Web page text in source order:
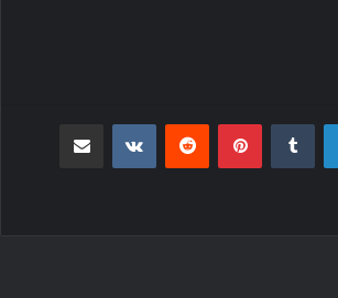
لينكدإن بينتيريست